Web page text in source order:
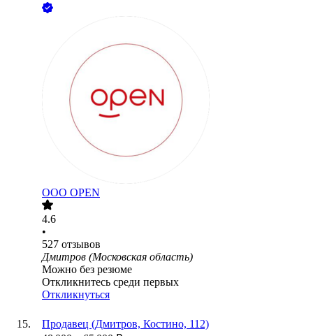
ООО OPEN
4.6
•
527 отзывов
Дмитров (Московская область)
Можно без резюме
Откликнитесь среди первых
Откликнуться
Продавец (Дмитров, Костино, 112)